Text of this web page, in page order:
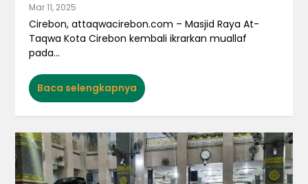
Mar 11, 2025
Cirebon, attaqwacirebon.com – Masjid Raya At-
Taqwa Kota Cirebon kembali ikrarkan muallaf
pada...
Baca selengkapnya